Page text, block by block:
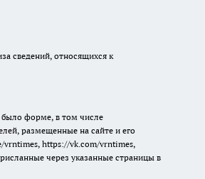
сведений, относящихся к
было форме, в том числе
размещенные на сайте и его
vrntimes, https://vk.com/vrntimes,
через указанные страницы в